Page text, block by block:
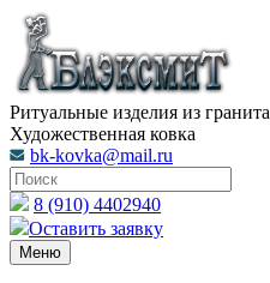
Ритуальные изделия из гранита
Художественная ковка
bk-kovka@mail.ru
8 (910) 4402940
Оставить заявку
Меню